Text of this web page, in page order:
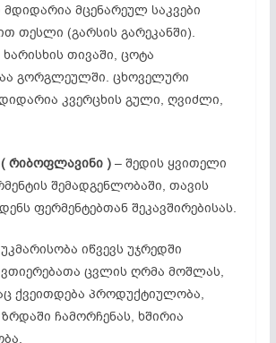
მდიდარია მცენარეულ საკვები
თესლი (გარსის გარეკანში).
თივაში, ცოტა
გორგლეულში. ცხოველური
კვერცხის გული, ღვიძლი,
რიბოფლავინი )– შედის ყვითელი
შემადგენლობაში, თავის
ფერმენტებთან შეკავშირებისას.
იწვევს უჯრედში
ცვლის ღრმა მოშლას,
ქვეითდება პროდუქტიულობა,
ჩამორჩენას, ხშირია